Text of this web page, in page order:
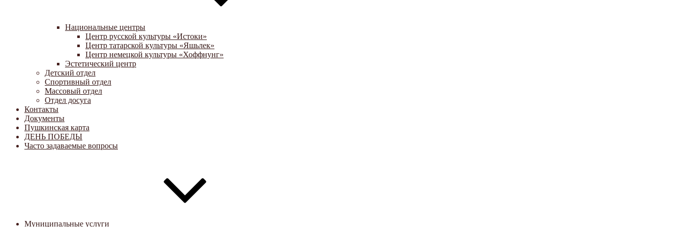
Национальные центры
Центр русской культуры «Истоки»
Центр татарской культуры «Яшьлек»
Центр немецкой культуры «Хоффнунг»
Эстетический центр
Детский отдел
Спортивный отдел
Массовый отдел
Отдел досуга
Контакты
Документы
Пушкинская карта
ДЕНЬ ПОБЕДЫ
Часто задаваемые вопросы
Муниципальные услуги